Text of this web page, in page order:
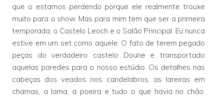
que o estamos perdendo porque ele realmente trouxe
muito para o show. Mas para mim tem que ser a primeira
temporada, o Castelo Leoch e o Salão Principal. Eu nunca
estive em um set como aquele. O fato de terem pegado
peças do verdadeiro castelo Doune e transportado
aquelas paredes para o nosso estúdio. Os detalhes nas
cabeças dos veados nos candelabros, as lareiras em
chamas, a lama, a poeira e tudo o que havia no chão.